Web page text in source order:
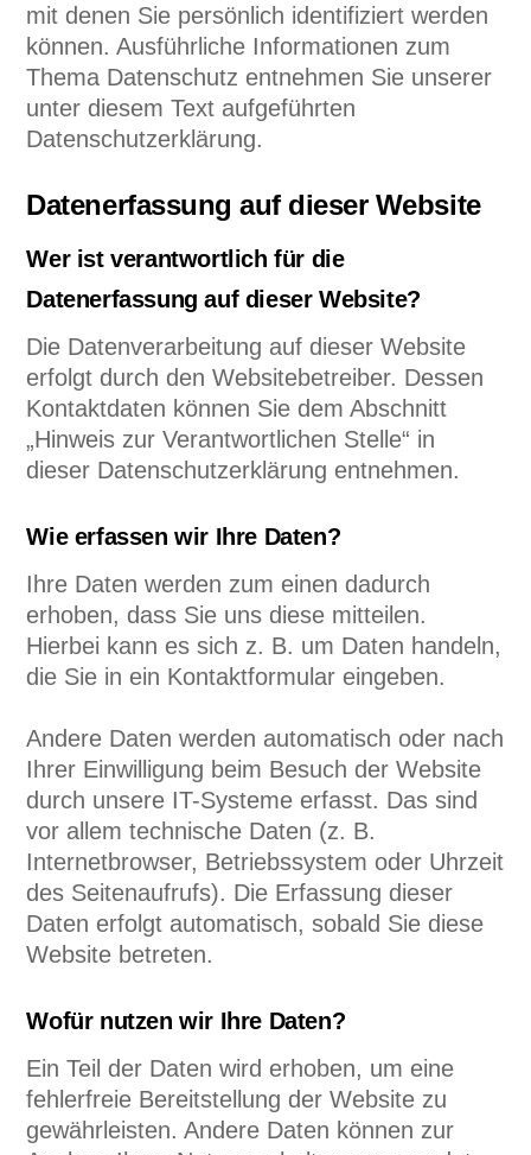
mit denen Sie persönlich identifiziert werden
können. Ausführliche Informationen zum
Thema Datenschutz entnehmen Sie unserer
unter diesem Text aufgeführten
Datenschutzerklärung.
Datenerfassung auf dieser Website
Wer ist verantwortlich für die
Datenerfassung auf dieser Website?
Die Datenverarbeitung auf dieser Website
erfolgt durch den Websitebetreiber. Dessen
Kontaktdaten können Sie dem Abschnitt
„Hinweis zur Verantwortlichen Stelle“ in
dieser Datenschutzerklärung entnehmen.
Wie erfassen wir Ihre Daten?
Ihre Daten werden zum einen dadurch
erhoben, dass Sie uns diese mitteilen.
Hierbei kann es sich z. B. um Daten handeln,
die Sie in ein Kontaktformular eingeben.
Andere Daten werden automatisch oder nach
Ihrer Einwilligung beim Besuch der Website
durch unsere IT-Systeme erfasst. Das sind
vor allem technische Daten (z. B.
Internetbrowser, Betriebssystem oder Uhrzeit
des Seitenaufrufs). Die Erfassung dieser
Daten erfolgt automatisch, sobald Sie diese
Website betreten.
Wofür nutzen wir Ihre Daten?
Ein Teil der Daten wird erhoben, um eine
fehlerfreie Bereitstellung der Website zu
gewährleisten. Andere Daten können zur